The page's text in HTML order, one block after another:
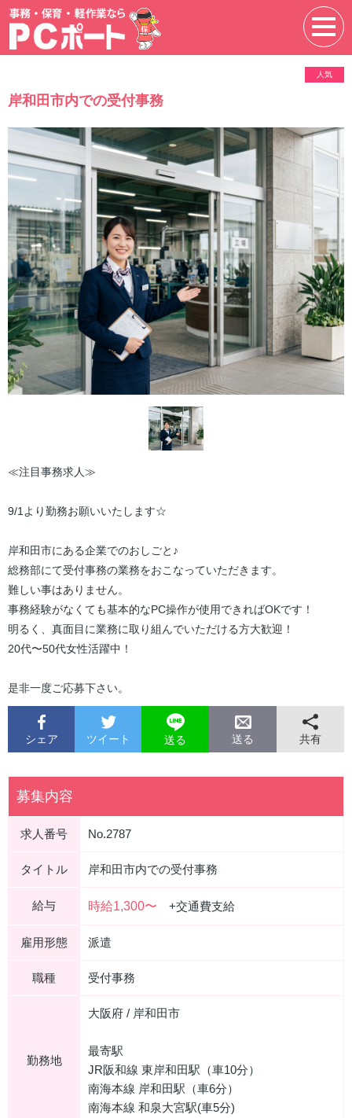
岸和田市内での受付事務
人気
≪注目事務求人≫
9/1より勤務お願いいたします☆
岸和田市にある企業でのおしごと♪
総務部にて受付事務の業務をおこなっていただきます。
難しい事はありません。
事務経験がなくても基本的なPC操作が使用できればOKです！
明るく、真面目に業務に取り組んでいただける方大歓迎！
20代〜50代女性活躍中！
是非一度ご応募下さい。
シェア ツイート 送る 送る 共有
募集内容
求人番号 No.2787
タイトル 岸和田市内での受付事務
給与 時給1,300〜 +交通費支給
雇用形態 派遣
職種 受付事務
勤務地
大阪府 / 岸和田市
最寄駅
JR阪和線 東岸和田駅（車10分）
南海本線 岸和田駅（車6分）
南海本線 和泉大宮駅(車5分)